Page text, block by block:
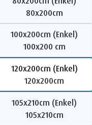
80x200cm
100x200cm (Enkel)
100x200 cm
120x200cm (Enkel)
120x200cm
105x210cm (Enkel)
105x210cm